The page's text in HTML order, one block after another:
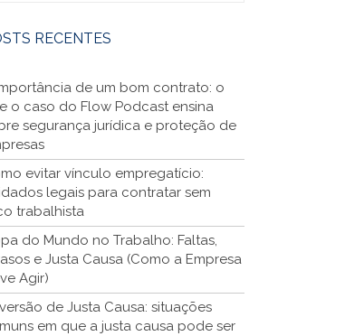
RECENTES
de um bom contrato: o
o caso do Flow Podcast ensina
segurança jurídica e proteção de
evitar vínculo empregatício:
legais para contratar sem
trabalhista
do Mundo no Trabalho: Faltas,
e Justa Causa (Como a Empresa
Agir)
de Justa Causa: situações
em que a justa causa pode ser